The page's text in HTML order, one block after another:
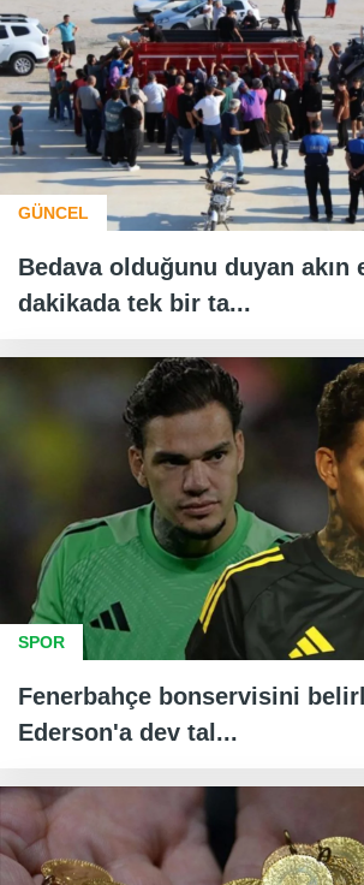
GÜNCEL
Bedava olduğunu duyan akın
dakikada tek bir ta...
SPOR
Fenerbahçe bonservisini
Ederson'a dev tal...